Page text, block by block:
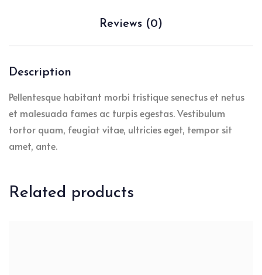
Reviews (0)
Description
Pellentesque habitant morbi tristique senectus et netus
et malesuada fames ac turpis egestas. Vestibulum
tortor quam, feugiat vitae, ultricies eget, tempor sit
amet, ante.
Related products